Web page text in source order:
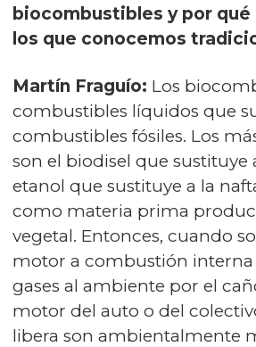
biocombustibles y por qué
los que conocemos
Martín Fraguío: Los
combustibles líquidos que
combustibles fósiles. Los
son el biodisel que sustituye
etanol que sustituye a la
como materia prima
vegetal. Entonces, cuando
motor a combustión interna
gases al ambiente por el
motor del auto o del
libera son ambientalmente